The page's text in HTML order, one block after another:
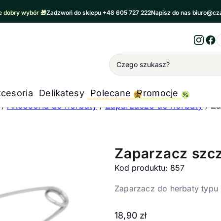
dobry wybór 🎁Zadzwoń do sklepu +48 605 727 222Napisz do nas
Wyszukiwanie
Delikatesy Polecane
Promocje
Akcesoria do herbaty/Zaparzacze do herbaty/
Zaparzacz
Kod produktu: 857
Zaparzacz do herbaty typu
18,90 zł